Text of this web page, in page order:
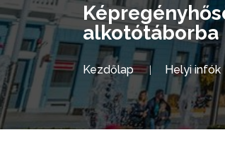
alkotótáborba
Kezdőlap Helyi infók